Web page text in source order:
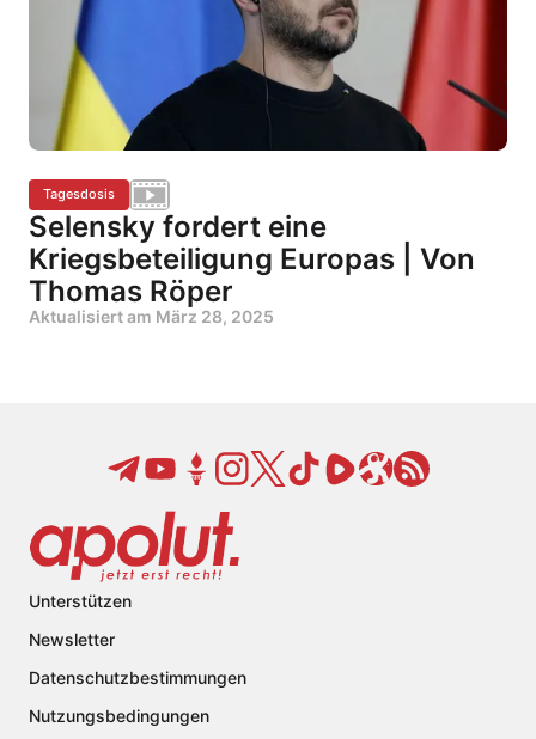
Tagesdosis
Selensky fordert eine
Kriegsbeteiligung Europas | Von
Thomas Röper
Aktualisiert am März 28, 2025
Unterstützen
Newsletter
Datenschutzbestimmungen
Nutzungsbedingungen